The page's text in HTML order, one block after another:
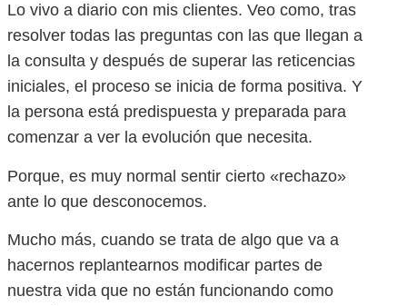
Lo vivo a diario con mis clientes. Veo como, tras
resolver todas las preguntas con las que llegan a
la consulta y después de superar las reticencias
iniciales, el proceso se inicia de forma positiva. Y
la persona está predispuesta y preparada para
comenzar a ver la evolución que necesita.
Porque, es muy normal sentir cierto «rechazo»
ante lo que desconocemos.
Mucho más, cuando se trata de algo que va a
hacernos replantearnos modificar partes de
nuestra vida que no están funcionando como